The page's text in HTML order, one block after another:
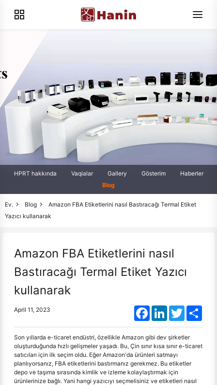
HPRT hakkında Vaqialar Gallery Gösterim
Haberler
Blog
Ev. Blog
Amazon FBA Etiketlerini nasıl Bastıracağı Termal Etiket
Yazıcı kullanarak
Amazon FBA Etiketlerini nasıl
Bastıracağı Termal Etiket Yazıcı
kullanarak
April 11, 2023 FacebookLinkedInTwitter
Son yıllarda e-ticaret endüstri, özellikle Amazon gibi dev şirketler
oluşturduğunda hızlı gelişmeler yaşadı. Bu, Çin sınır kısa sınır e-ticaret
satıcıları için ilk seçim oldu. Eğer Amazon'da ürünleri satmayı
planlıyorsanız, FBA etiketlerini bastırmanız gerekmez. Bu etiketler
depo ve taşıma sırasında kimlik ve izleme kolaylaştırmak için
ürünlerinize bağlı. Yani hangi yazıcıyı seçmelisiniz ve etiketleri nasıl